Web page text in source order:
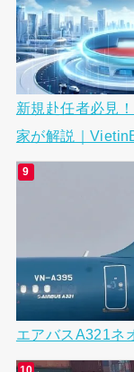
新規赴任者必見
家が解説｜
エアバスA321ネ